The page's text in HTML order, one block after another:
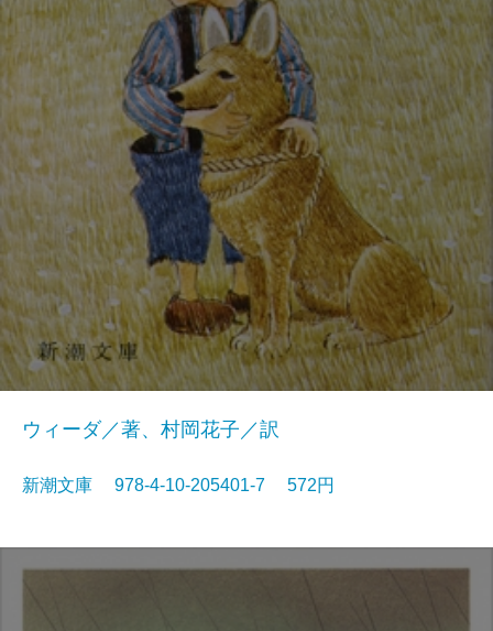
ウィーダ／著、村岡花子／訳
新潮文庫 978-4-10-205401-7 572円